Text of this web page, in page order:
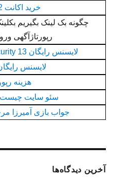
خرید اکانت nod32
چگونه بک لینک بگیریم
رپورتاژآگهی
لایسنس رایگان eset internet security 13
لایسنس رایگان
هزینه
سئو سایت چیست
جواب بازی آمیرزا مرحله ۵۰۰
آخرین دیدگاه‌ها